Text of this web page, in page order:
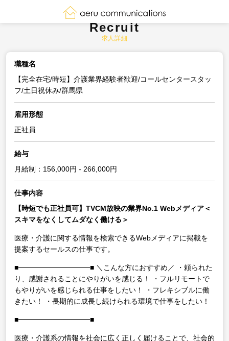
Recruit
求人詳細
職種名
【完全在宅/時短】介護業界経験者歓迎/コールセンタースタッ
フ/土日祝休み/群馬県
雇用形態
正社員
給与
月給制：156,000円 - 266,000円
仕事内容
【時短でも正社員可】TVCM放映の業界No.1 Webメディア＜
スキマをなくしてムダなく働ける＞
医療・介護に関する情報を検索できるWebメディアに掲載を
提案するセールスの仕事です。
■━━━━━━━━━━■ ＼こんな方におすすめ／
・頼られた
り、感謝されることにやりがいを感じる！
・フルリモートで
もやりがいを感じられる仕事をしたい！
・フレキシブルに働
きたい！
・長期的に成長し続けられる環境で仕事をしたい！
■━━━━━━━━━━■
医療・介護系の情報を社会に広く正しく届けることで、社会的